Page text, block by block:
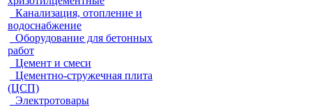
Канализация, отопление и
водоснабжение
Оборудование для бетонных
работ
Цемент и смеси
Цементно-стружечная плита
(ЦСП)
Электротовары